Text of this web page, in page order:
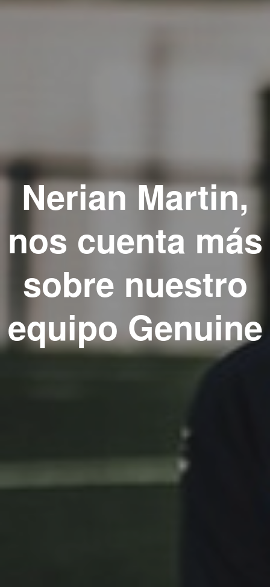
Nerian Martin,
nos cuenta más
sobre nuestro
equipo Genuine